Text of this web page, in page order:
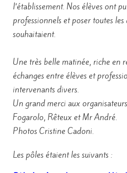
l’établissement. Nos élèves ont
professionnels et poser toutes les
souhaitaient.
Une très belle matinée, riche en
échanges entre élèves et
intervenants divers.
Un grand merci aux
Fogarolo, Rêteux et Mr André.
Photos Cristine Cadoni.
Les pôles étaient les suivants :